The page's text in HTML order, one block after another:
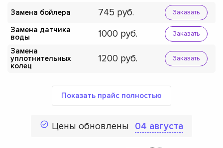
Замена бойлера 745 Заказать
Замена датчика
воды
1000 Заказать
Замена
уплотнительных
колец
1200 Заказать
Показать прайс полностью
Цены обновлены 04 августа